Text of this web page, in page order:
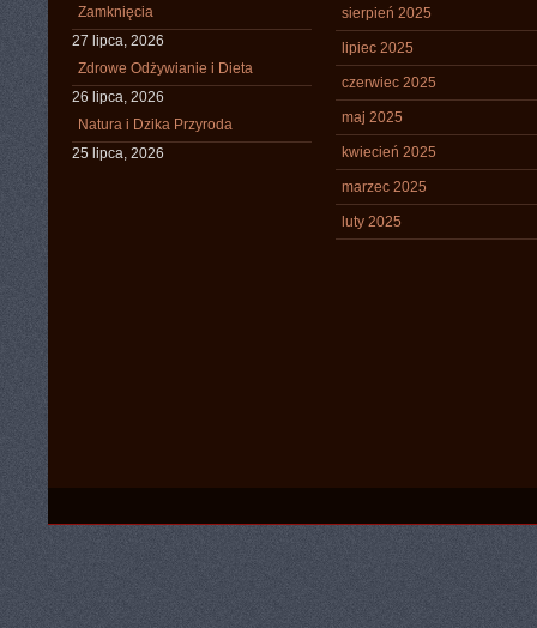
Zamknięcia
27 lipca, 2026
Zdrowe Odżywianie i Dieta
26 lipca, 2026
Natura i Dzika Przyroda
25 lipca, 2026
sierpień 2025
lipiec 2025
czerwiec 2025
maj 2025
kwiecień 2025
marzec 2025
luty 2025